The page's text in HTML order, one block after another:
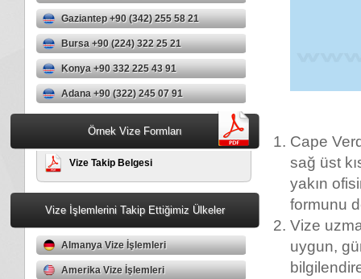
Gaziantep +90 (342) 255 58 21
Bursa +90 (224) 322 25 21
Konya +90 332 225 43 91
Adana +90 (322) 245 07 91
Örnek Vize Formları
Vize Takip Belgesi
Vize İşlemlerini Takip Ettiğimiz Ülkeler
Almanya Vize İşlemleri
Amerika Vize İşlemleri
Cape
sağ üst
yakın
formunu
Vize
uygun,